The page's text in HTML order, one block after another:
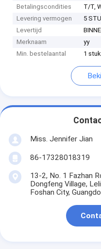
Betalingscondities
T/T,
Levering vermogen
5
Levertijd
Merknaam
yy
Min. bestelaantal
1
Miss. Jennifer Jian
86-17328018319
13-2, No. 1 Fazhan
Dongfeng Village,
Foshan City,